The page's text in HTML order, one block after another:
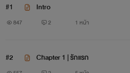
#1 Intro
847 2 1 หน้า
#2 Chapter 1 | รักแรก